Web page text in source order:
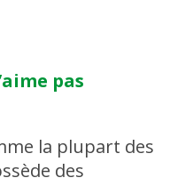
pas
la plupart des
des